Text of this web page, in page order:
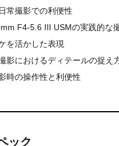
常撮影での利便性
F4-5.6 III USMの実践的な
を活かした表現
影におけるディテールの捉え
時の操作性と利便性
ック